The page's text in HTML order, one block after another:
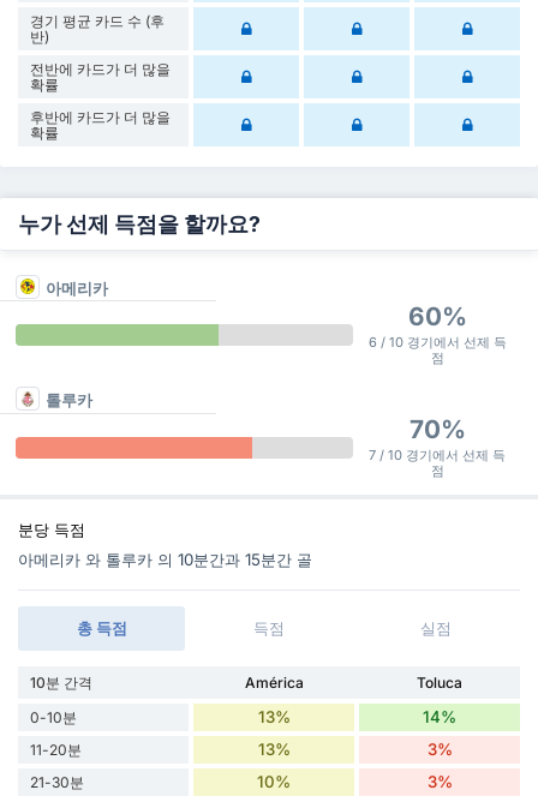
경기 평균 카드 수 (후
반)
전반에 카드가 더 많을
확률
후반에 카드가 더 많을
확률
누가 선제 득점을 할까요?
아메리카
60%
6 / 10 경기에서 선제 득
점
톨루카
70%
7 / 10 경기에서 선제 득
점
분당 득점
아메리카 와 톨루카 의 10분간과 15분간 골
총 득점 득점 실점
10분 간격 América
Toluca
0-10분
13% 14%
11-20분 13% 3%
21-30분 10% 3%